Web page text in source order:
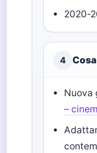
2020-
4
Nuova
–